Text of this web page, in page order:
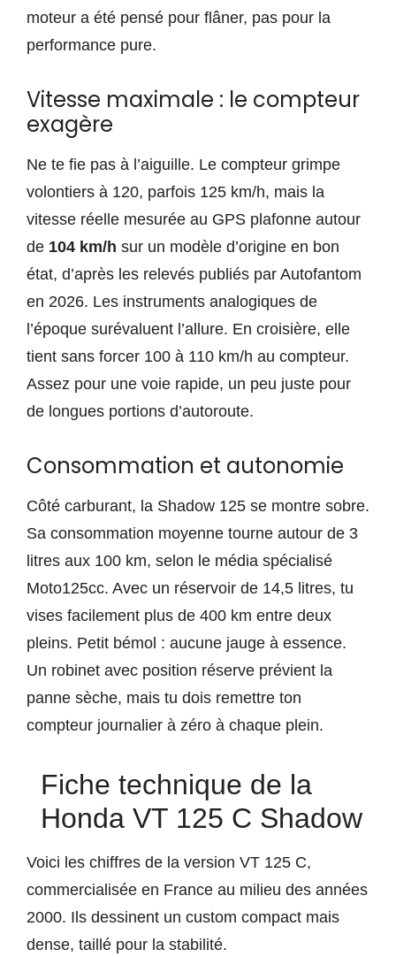
moteur a été pensé pour flâner, pas pour la
performance pure.
Vitesse maximale : le compteur
exagère
Ne te fie pas à l’aiguille. Le compteur grimpe
volontiers à 120, parfois 125 km/h, mais la
vitesse réelle mesurée au GPS plafonne autour
de 104 km/h sur un modèle d’origine en bon
état, d’après les relevés publiés par Autofantom
en 2026. Les instruments analogiques de
l’époque surévaluent l’allure. En croisière, elle
tient sans forcer 100 à 110 km/h au compteur.
Assez pour une voie rapide, un peu juste pour
de longues portions d’autoroute.
Consommation et autonomie
Côté carburant, la Shadow 125 se montre sobre.
Sa consommation moyenne tourne autour de 3
litres aux 100 km, selon le média spécialisé
Moto125cc. Avec un réservoir de 14,5 litres, tu
vises facilement plus de 400 km entre deux
pleins. Petit bémol : aucune jauge à essence.
Un robinet avec position réserve prévient la
panne sèche, mais tu dois remettre ton
compteur journalier à zéro à chaque plein.
Fiche technique de la
Honda VT 125 C Shadow
Voici les chiffres de la version VT 125 C,
commercialisée en France au milieu des années
2000. Ils dessinent un custom compact mais
dense, taillé pour la stabilité.